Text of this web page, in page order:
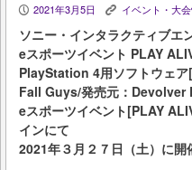
P 2021年3月5日 K イベント・大
ソニー・インタラクティブエ
eスポーツイベント PLAY
PlayStation 4用ソフトウェ
Fall Guys/発売元：Devolver
eスポーツイベント[PLAY
インにて
2021年３月２７日（土）に開